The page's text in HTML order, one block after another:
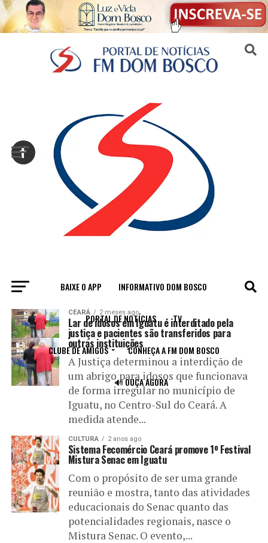
BAIXE O APP INFORMATIVO DOM BOSCO
PORTAL DE NOTÍCIAS TV
CLUBE DE AMIGOS CONHEÇA A FM DOM BOSCO
🔊 OUÇA AGORA
All posts tagged "Iguatu"
CEARÁ 2 meses ago
Lar de idosos em Iguatu é interditado pela
justiça e pacientes são transferidos para
outras instituições
A Justiça determinou a interdição de
um abrigo para idosos que funcionava
de forma irregular no município de
Iguatu, no Centro-Sul do Ceará. A
medida atende...
CULTURA 2 anos ago
Sistema Fecomércio Ceará promove 1º Festival
Mistura Senac em Iguatu
Com o propósito de ser uma grande
reunião e mostra, tanto das atividades
educacionais do Senac quanto das
potencialidades regionais, nasce o
Mistura Senac. O evento,...
Sair da versão mobile